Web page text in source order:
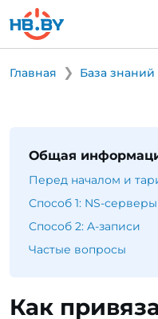
Главная База знаний
Как
Общая
Перед началом и
Способ 1: NS-серверы
Способ 2: A-записи
Частые вопросы